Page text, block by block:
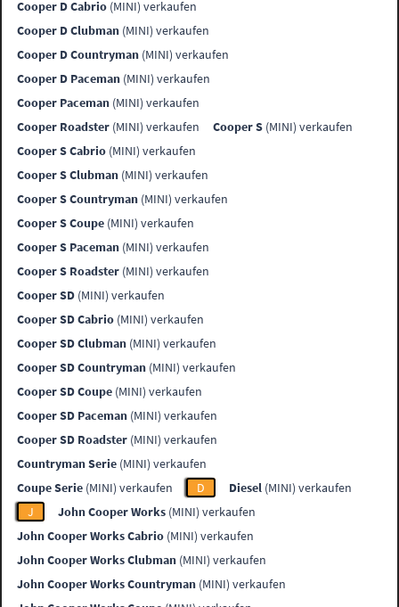
Cooper D Cabrio (MINI) verkaufen
Cooper D Clubman (MINI) verkaufen
Cooper D Countryman (MINI) verkaufen
Cooper D Paceman (MINI) verkaufen
Cooper Paceman (MINI) verkaufen
Cooper Roadster (MINI) verkaufen Cooper S (MINI) verkaufen
Cooper S Cabrio (MINI) verkaufen
Cooper S Clubman (MINI) verkaufen
Cooper S Countryman (MINI) verkaufen
Cooper S Coupe (MINI) verkaufen
Cooper S Paceman (MINI) verkaufen
Cooper S Roadster (MINI) verkaufen
Cooper SD (MINI) verkaufen
Cooper SD Cabrio (MINI) verkaufen
Cooper SD Clubman (MINI) verkaufen
Cooper SD Countryman (MINI) verkaufen
Cooper SD Coupe (MINI) verkaufen
Cooper SD Paceman (MINI) verkaufen
Cooper SD Roadster (MINI) verkaufen
Countryman Serie (MINI) verkaufen
Coupe Serie (MINI) verkaufen D Diesel (MINI) verkaufen
J
John Cooper Works (MINI) verkaufen
John Cooper Works Cabrio (MINI) verkaufen
John Cooper Works Clubman (MINI) verkaufen
John Cooper Works Countryman (MINI) verkaufen